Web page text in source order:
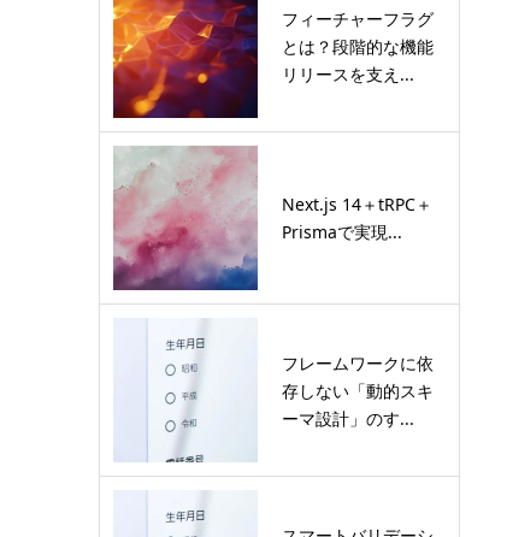
フィーチャーフラグ
とは？段階的な機能
リリースを支え...
Next.js 14＋tRPC＋
Prismaで実現...
フレームワークに依
存しない「動的スキ
ーマ設計」のす...